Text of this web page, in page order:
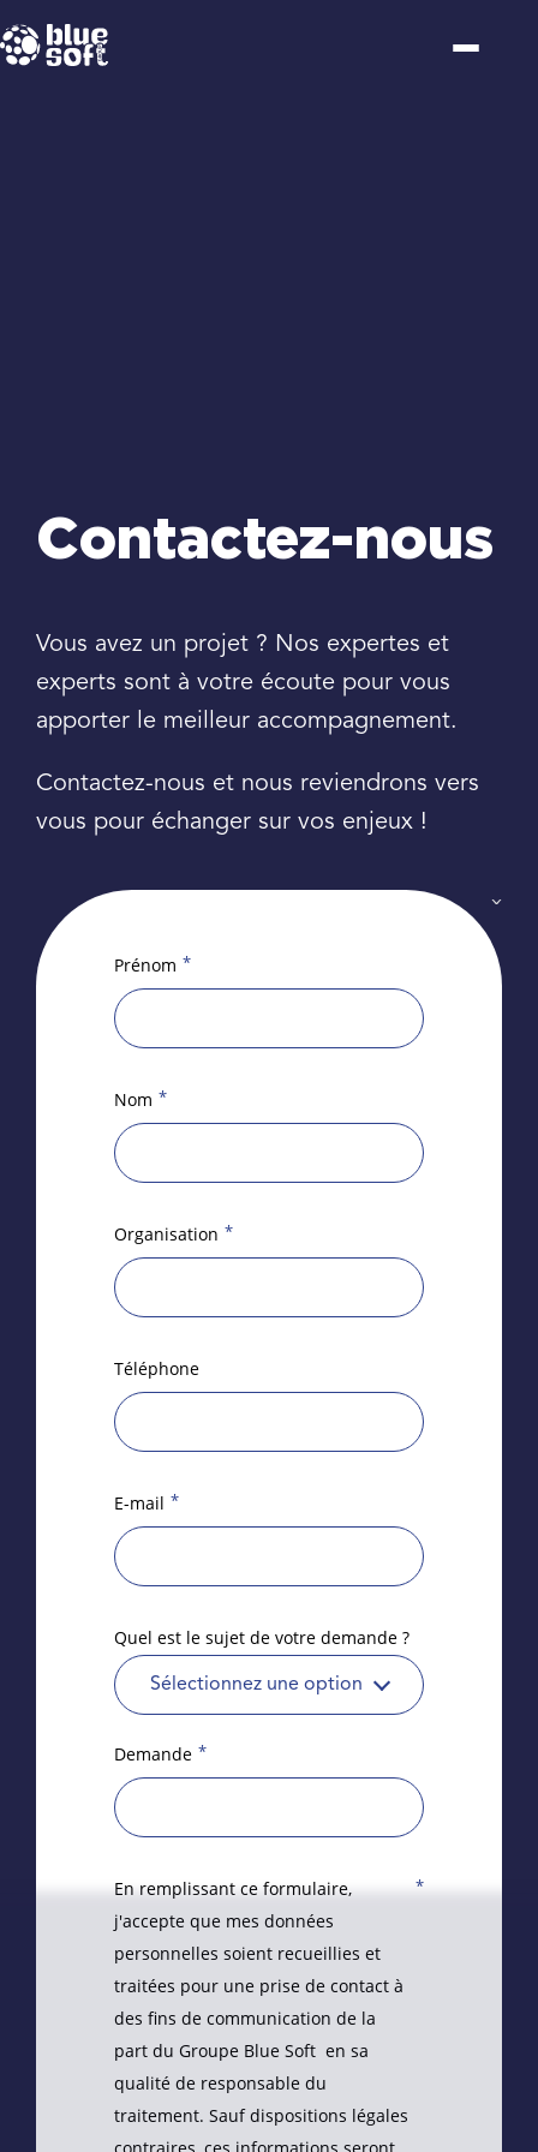
Passer
au
Contactez-nous
Vous avez un projet ? Nos expertes et
experts sont à votre écoute pour vous
apporter le meilleur accompagnement.
Contactez-nous et nous reviendrons vers
vous pour échanger sur vos enjeux !
Prénom *
Nom *
Organisation *
Téléphone
E-mail *
Quel est le sujet de votre demande ?
Sélectionnez une option
Demande *
En remplissant ce formulaire,
j'accepte que mes données
personnelles soient recueillies et
traitées pour une prise de contact à
des fins de communication de la
part du Groupe Blue Soft en sa
qualité de responsable du
traitement. Sauf dispositions légales
*